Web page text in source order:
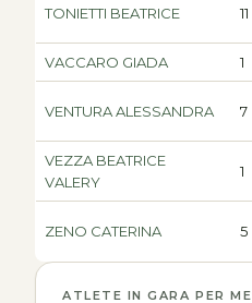
TONIETTI BEATRICE 11
VACCARO GIADA 1
VENTURA ALESSANDRA 7
VEZZA BEATRICE
VALERY
1
ZENO CATERINA 5
ATLETE IN GARA PER